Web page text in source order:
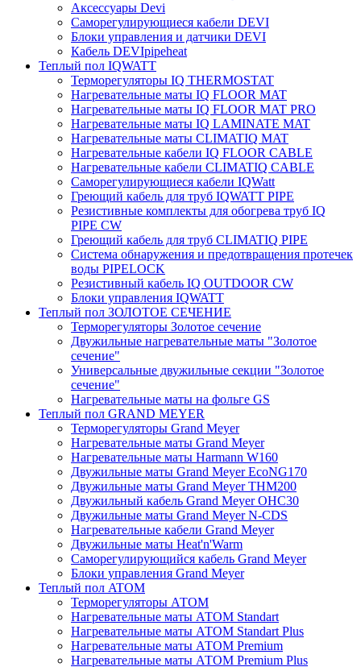
Аксессуары Devi
Саморегулирующиеся кабели DEVI
Блоки управления и датчики DEVI
Кабель DEVIpipeheat
Теплый пол IQWATT
Терморегуляторы IQ THERMOSTAT
Нагревательные маты IQ FLOOR MAT
Нагревательные маты IQ FLOOR MAT PRO
Нагревательные маты IQ LAMINATE MAT
Нагревательные маты CLIMATIQ MAT
Нагревательные кабели IQ FLOOR CABLE
Нагревательные кабели CLIMATIQ CABLE
Саморегулирующиеся кабели IQWatt
Греющий кабель для труб IQWATT PIPE
Резистивные комплекты для обогрева труб IQ
PIPE CW
Греющий кабель для труб CLIMATIQ PIPE
Система обнаружения и предотвращения протечек
воды PIPELOCK
Резистивный кабель IQ OUTDOOR CW
Блоки управления IQWATT
Теплый пол ЗОЛОТОЕ СЕЧЕНИЕ
Терморегуляторы Золотое сечение
Двужильные нагревательные маты "Золотое
сечение"
Универсальные двужильные секции "Золотое
сечение"
Нагревательные маты на фольге GS
Теплый пол GRAND MEYER
Терморегуляторы Grand Meyer
Нагревательные маты Grand Meyer
Нагревательные маты Harmann W160
Двужильные маты Grand Meyer EcoNG170
Двужильные маты Grand Meyer THM200
Двужильный кабель Grand Meyer OHC30
Двужильные маты Grand Meyer N-CDS
Нагревательные кабели Grand Meyer
Двужильные маты Heat'n'Warm
Саморегулирующийся кабель Grand Meyer
Блоки управления Grand Meyer
Теплый пол ATOM
Терморегуляторы АТОМ
Нагревательные маты АТОМ Standart
Нагревательные маты АТОМ Standart Plus
Нагревательные маты АТОМ Premium
Нагревательные маты АТОМ Premium Plus